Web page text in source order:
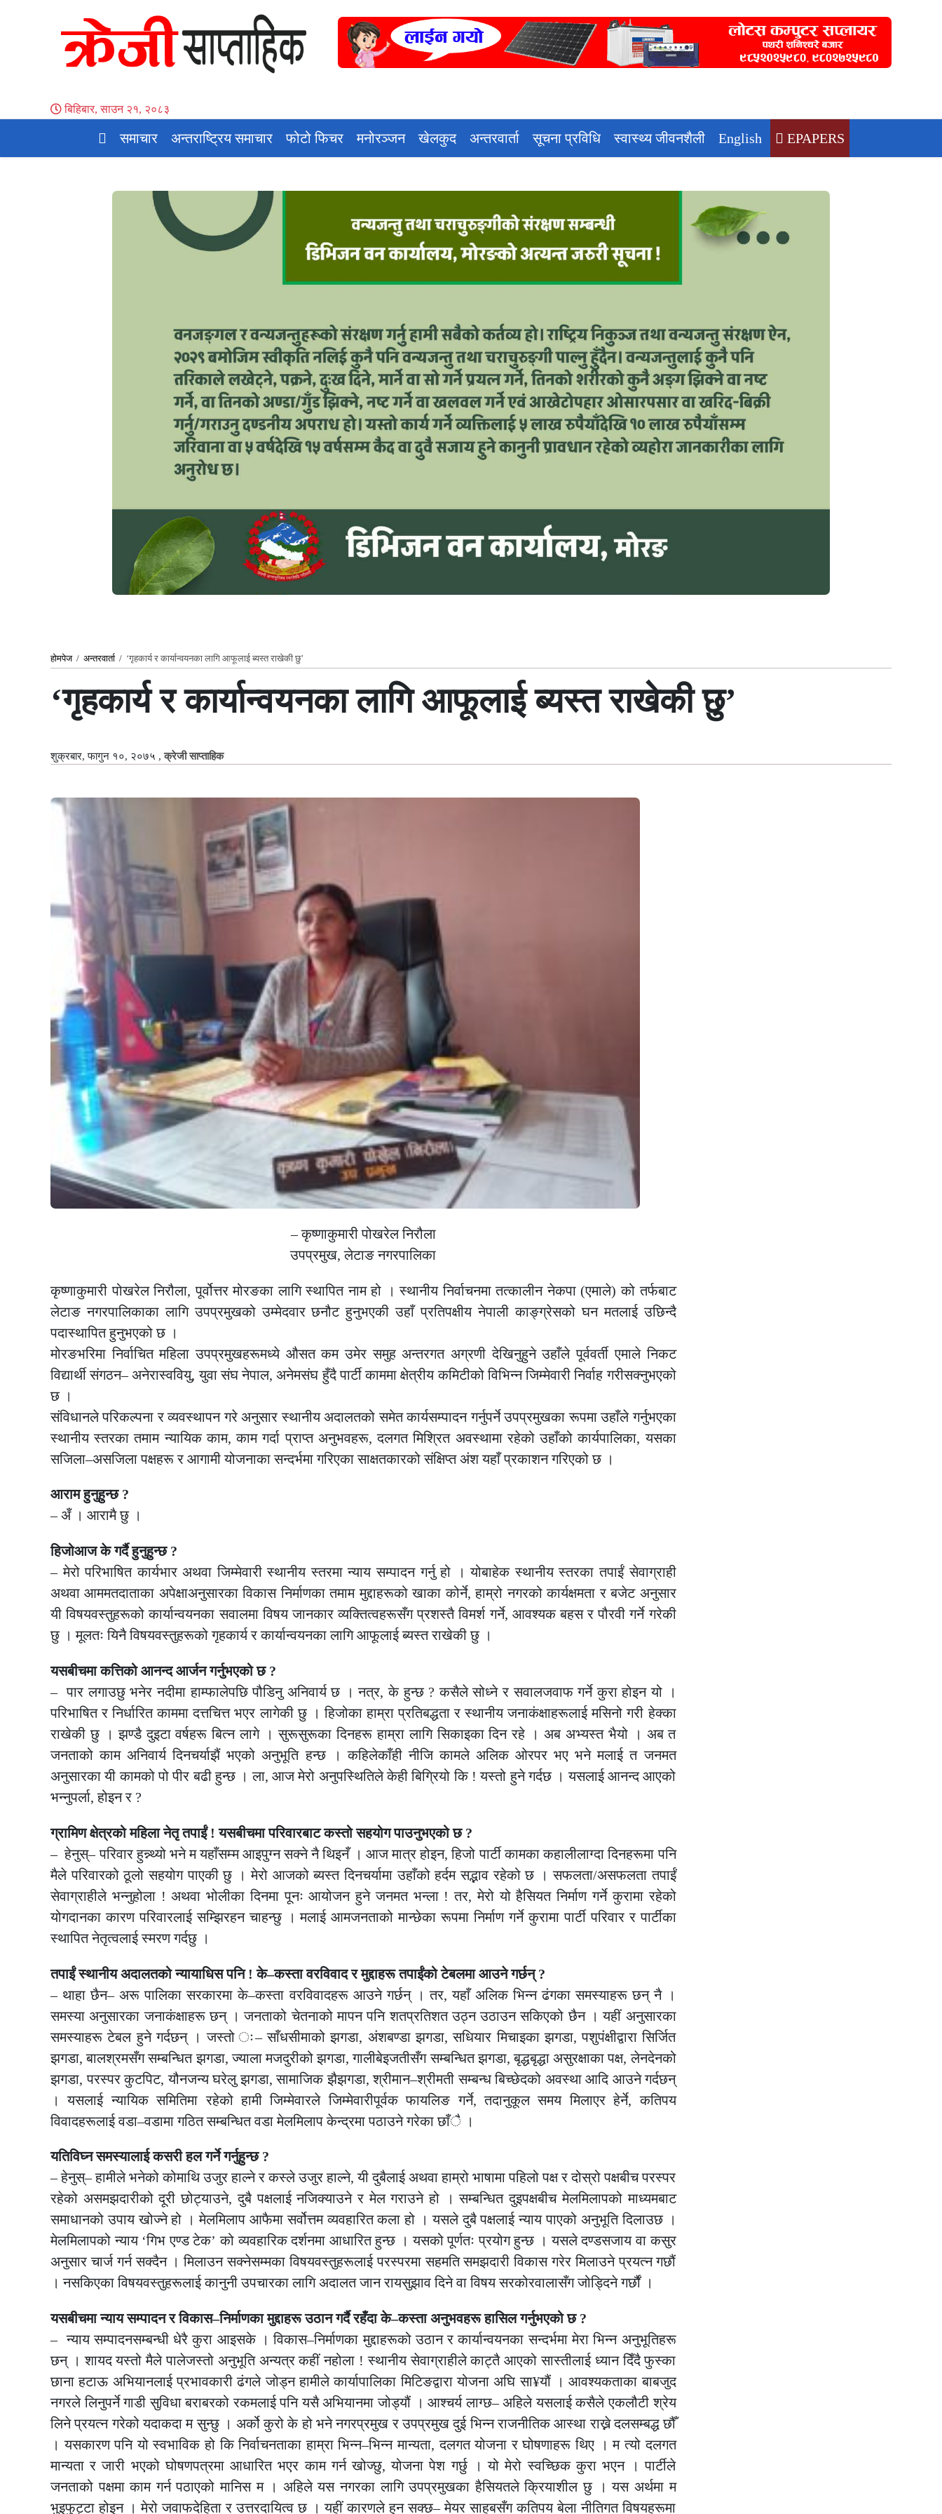
बिहिबार, साउन २१, २०८३
समाचार अन्तराष्ट्रिय समाचार फोटो फिचर मनोरञ्जन खेलकुद अन्तरवार्ता सूचना प्रविधि स्वास्थ्य जीवनशैली English EPAPERS
होमपेज/ अन्तरवार्ता / ‘गृहकार्य र कार्यान्वयनका लागि आफूलाई ब्यस्त राखेकी छु’
‘गृहकार्य र कार्यान्वयनका लागि आफूलाई ब्यस्त राखेकी छु’
शुक्रबार, फागुन १०, २०७५ ,क्रेजी साप्ताहिक
– कृष्णाकुमारी पोखरेल निरौला
उपप्रमुख, लेटाङ नगरपालिका
कृष्णाकुमारी पोखरेल निरौला, पूर्वोत्तर मोरङका लागि स्थापित नाम हो । स्थानीय निर्वाचनमा तत्कालीन नेकपा (एमाले) को तर्फबाट
लेटाङ नगरपालिकाका लागि उपप्रमुखको उम्मेदवार छनौट हुनुभएकी उहाँ प्रतिपक्षीय नेपाली काङ्ग्रेसको घन मतलाई उछिन्दै
पदास्थापित हुनुभएको छ ।
मोरङभरिमा निर्वाचित महिला उपप्रमुखहरूमध्ये औसत कम उमेर समुह अन्तरगत अग्रणी देखिनुहुने उहाँले पूर्ववर्ती एमाले निकट
विद्यार्थी संगठन– अनेरास्ववियु, युवा संघ नेपाल, अनेमसंघ हुँदै पार्टी काममा क्षेत्रीय कमिटीको विभिन्न जिम्मेवारी निर्वाह गरीसक्नुभएको
छ ।
संविधानले परिकल्पना र व्यवस्थापन गरे अनुसार स्थानीय अदालतको समेत कार्यसम्पादन गर्नुपर्ने उपप्रमुखका रूपमा उहाँले गर्नुभएका
स्थानीय स्तरका तमाम न्यायिक काम, काम गर्दा प्राप्त अनुभवहरू, दलगत मिश्रित अवस्थामा रहेको उहाँको कार्यपालिका, यसका
सजिला–असजिला पक्षहरू र आगामी योजनाका सन्दर्भमा गरिएका साक्षतकारको संक्षिप्त अंश यहाँ प्रकाशन गरिएको छ ।
आराम हुनुहुन्छ ?
– अँ । आरामै छु ।
हिजोआज के गर्दै हुनुहुन्छ ?
– मेरो परिभाषित कार्यभार अथवा जिम्मेवारी स्थानीय स्तरमा न्याय सम्पादन गर्नु हो । योबाहेक स्थानीय स्तरका तपाईं सेवाग्राही
अथवा आममतदाताका अपेक्षाअनुसारका विकास निर्माणका तमाम मुद्दाहरूको खाका कोर्ने, हाम्रो नगरको कार्यक्षमता र बजेट अनुसार
यी विषयवस्तुहरूको कार्यान्वयनका सवालमा विषय जानकार व्यक्तित्वहरूसँग प्रशस्तै विमर्श गर्ने, आवश्यक बहस र पौरवी गर्ने गरेकी
छु । मूलतः यिनै विषयवस्तुहरूको गृहकार्य र कार्यान्वयनका लागि आफूलाई ब्यस्त राखेकी छु ।
यसबीचमा कत्तिको आनन्द आर्जन गर्नुभएको छ ?
– पार लगाउछु भनेर नदीमा हाम्फालेपछि पौडिनु अनिवार्य छ । नत्र, के हुन्छ ? कसैले सोध्ने र सवालजवाफ गर्ने कुरा होइन यो ।
परिभाषित र निर्धारित काममा दत्तचित्त भएर लागेकी छु । हिजोका हाम्रा प्रतिबद्धता र स्थानीय जनाकंक्षाहरूलाई मसिनो गरी हेक्का
राखेकी छु । झण्डै दुइटा वर्षहरू बित्न लागे । सुरूसुरूका दिनहरू हाम्रा लागि सिकाइका दिन रहे । अब अभ्यस्त भैयो । अब त
जनताको काम अनिवार्य दिनचर्याझैं भएको अनुभूति हन्छ । कहिलेकाँही नीजि कामले अलिक ओरपर भए भने मलाई त जनमत
अनुसारका यी कामको पो पीर बढी हुन्छ । ला, आज मेरो अनुपस्थितिले केही बिग्रियो कि ! यस्तो हुने गर्दछ । यसलाई आनन्द आएको
भन्नुपर्ला, होइन र ?
ग्रामिण क्षेत्रको महिला नेतृ तपाईं ! यसबीचमा परिवारबाट कस्तो सहयोग पाउनुभएको छ ?
– हेनुस्– परिवार हुन्न्थ्यो भने म यहाँसम्म आइपुग्न सक्ने नै थिइनँ । आज मात्र होइन, हिजो पार्टी कामका कहालीलाग्दा दिनहरूमा पनि
मैले परिवारको ठूलो सहयोग पाएकी छु । मेरो आजको ब्यस्त दिनचर्यामा उहाँको हर्दम सद्भाव रहेको छ । सफलता/असफलता तपाईं
सेवाग्राहीले भन्नुहोला ! अथवा भोलीका दिनमा पूनः आयोजन हुने जनमत भन्ला ! तर, मेरो यो हैसियत निर्माण गर्ने कुरामा रहेको
योगदानका कारण परिवारलाई सम्झिरहन चाहन्छु । मलाई आमजनताको मान्छेका रूपमा निर्माण गर्ने कुरामा पार्टी परिवार र पार्टीका
स्थापित नेतृत्वलाई स्मरण गर्दछु ।
तपाईं स्थानीय अदालतको न्यायाधिस पनि ! के–कस्ता वरविवाद र मुद्दाहरू तपाईंको टेबलमा आउने गर्छन् ?
– थाहा छैन– अरू पालिका सरकारमा के–कस्ता वरविवादहरू आउने गर्छन् । तर, यहाँ अलिक भिन्न ढंगका समस्याहरू छन् नै ।
समस्या अनुसारका जनाकंक्षाहरू छन् । जनताको चेतनाको मापन पनि शतप्रतिशत उठ्न उठाउन सकिएको छैन । यहीं अनुसारका
समस्याहरू टेबल हुने गर्दछन् । जस्तो ः– साँधसीमाको झगडा, अंशबण्डा झगडा, सधियार मिचाइका झगडा, पशुपंक्षीद्वारा सिर्जित
झगडा, बालश्रमसँग सम्बन्धित झगडा, ज्याला मजदुरीको झगडा, गालीबेइजतीसँग सम्बन्धित झगडा, बृद्धबृद्धा असुरक्षाका पक्ष, लेनदेनको
झगडा, परस्पर कुटपिट, यौनजन्य घरेलु झगडा, सामाजिक झैझगडा, श्रीमान–श्रीमती सम्बन्ध बिच्छेदको अवस्था आदि आउने गर्दछन्
। यसलाई न्यायिक समितिमा रहेको हामी जिम्मेवारले जिम्मेवारीपूर्वक फायलिङ गर्ने, तदानुकूल समय मिलाएर हेर्ने, कतिपय
विवादहरूलाई वडा–वडामा गठित सम्बन्धित वडा मेलमिलाप केन्द्रमा पठाउने गरेका छाँै ।
यतिविघ्न समस्यालाई कसरी हल गर्ने गर्नुहुन्छ ?
– हेनुस्– हामीले भनेको कोमाथि उजुर हाल्ने र कस्ले उजुर हाल्ने, यी दुबैलाई अथवा हाम्रो भाषामा पहिलो पक्ष र दोस्रो पक्षबीच परस्पर
रहेको असमझदारीको दूरी छोट्याउने, दुबै पक्षलाई नजिक्याउने र मेल गराउने हो । सम्बन्धित दुइपक्षबीच मेलमिलापको माध्यमबाट
समाधानको उपाय खोज्ने हो । मेलमिलाप आफैमा सर्वोत्तम व्यवहारित कला हो । यसले दुबै पक्षलाई न्याय पाएको अनुभूति दिलाउछ ।
मेलमिलापको न्याय ‘गिभ एण्ड टेक’ को व्यवहारिक दर्शनमा आधारित हुन्छ । यसको पूर्णतः प्रयोग हुन्छ । यसले दण्डसजाय वा कसुर
अनुसार चार्ज गर्न सक्दैन । मिलाउन सक्नेसम्मका विषयवस्तुहरूलाई परस्परमा सहमति समझदारी विकास गरेर मिलाउने प्रयत्न गछौं
। नसकिएका विषयवस्तुहरूलाई कानुनी उपचारका लागि अदालत जान रायसुझाव दिने वा विषय सरकोरवालासँग जोड्दिने गर्छौं ।
यसबीचमा न्याय सम्पादन र विकास–निर्माणका मुद्दाहरू उठान गर्दै रहँदा के–कस्ता अनुभवहरू हासिल गर्नुभएको छ ?
– न्याय सम्पादनसम्बन्धी धेरै कुरा आइसके । विकास–निर्माणका मुद्दाहरूको उठान र कार्यान्वयनका सन्दर्भमा मेरा भिन्न अनुभूतिहरू
छन् । शायद यस्तो मैले पालेजस्तो अनुभूति अन्यत्र कहीं नहोला ! स्थानीय सेवाग्राहीले काट्तै आएको सास्तीलाई ध्यान दिँदै फुस्का
छाना हटाऊ अभियानलाई प्रभावकारी ढंगले जोड्न हामीले कार्यापालिका मिटिङद्वारा योजना अघि सा¥यौं । आवश्यकताका बाबजुद
नगरले लिनुपर्ने गाडी सुविधा बराबरको रकमलाई पनि यसै अभियानमा जोड्यौं । आश्चर्य लाग्छ– अहिले यसलाई कसैले एकलौटी श्रेय
लिने प्रयत्न गरेको यदाकदा म सुन्छु । अर्को कुरो के हो भने नगरप्रमुख र उपप्रमुख दुई भिन्न राजनीतिक आस्था राख्ने दलसम्बद्ध छौँ
। यसकारण पनि यो स्वभाविक हो कि निर्वाचनताका हाम्रा भिन्न–भिन्न मान्यता, दलगत योजना र घोषणाहरू थिए । म त्यो दलगत
मान्यता र जारी भएको घोषणपत्रमा आधारित भएर काम गर्न खोज्छु, योजना पेश गर्छु । यो मेरो स्वच्छिक कुरा भएन । पार्टीले
जनताको पक्षमा काम गर्न पठाएको मानिस म । अहिले यस नगरका लागि उपप्रमुखका हैसियतले क्रियाशील छु । यस अर्थमा म
भुइफुट्टा होइन । मेरो जवाफदेहिता र उत्तरदायित्व छ । यहीं कारणले हुन सक्छ– मेयर साहबसँग कतिपय बेला नीतिगत विषयहरूमा